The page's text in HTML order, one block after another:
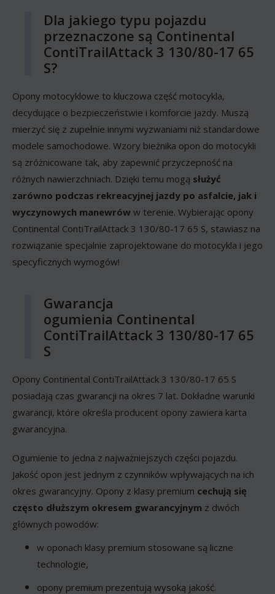
Dla jakiego typu pojazdu
przeznaczone są Continental
ContiTrailAttack 3 130/80-17 65
S?
Opony motocyklowe to kluczowa część motocykla,
decydujące o bezpieczeństwie i komforcie jazdy. Muszą
mierzyć się z zupełnie innymi wyzwaniami niż standardowe
modele samochodowe. Wzory bieżnika opon do motocykli
są zróżnicowane tak, aby zapewnić przyczepność na
różnych nawierzchniach. Dzięki temu mogą służyć
zarówno podczas rekreacyjnej jazdy po asfalcie, jak i
wyczynowych manewrów w terenie. Wybierając opony
Continental ContiTrailAttack 3 130/80-17 65 S, stawiasz na
rozwiązanie specjalnie zaprojektowane do motocykla i jego
specyficznych wymogów!
Gwarancja
ogumienia Continental
ContiTrailAttack 3 130/80-17 65
S
Opony Continental ContiTrailAttack 3 130/80-17 65 S
posiadają czas gwarancji na okres 7 lat. Dokładne warunki
gwarancji, które określa producent opony zawiera karta
gwarancyjna.
Ogumienie to jedna z najważniejszych części pojazdu.
Jakość opon jest jednym z czynników wpływających na ich
okres gwarancyjny. Opony z klasy premium cechują się
często dłuższym okresem gwarancyjnym z dwóch
głównych powodów:
w oponach klasy premium stosowane są liczne
technologie,
opony premium prezentują wysoką jakość.